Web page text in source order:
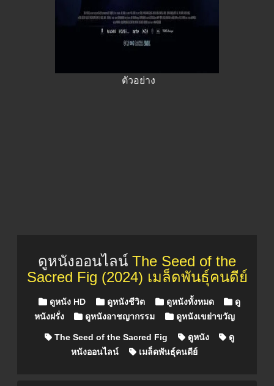
ตัวอย่าง
ดูหนังออนไลน์ The Seed of the
Sacred Fig (2024) เมล็ดพันธุ์คนดีย์
Posted in
ดูหนัง HD ดูหนังชีวิต ดูหนังทั้งหมด
ดู
หนังฝรั่ง
ดูหนังอาชญากรรม ดูหนังเขย่าขวัญ
The Seed of the Sacred Fig ดูหนัง
ดู
หนังออนไลน์
เมล็ดพันธุ์คนดีย์